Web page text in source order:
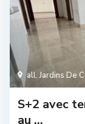
all,Jardins De
S+2 avec
au ...